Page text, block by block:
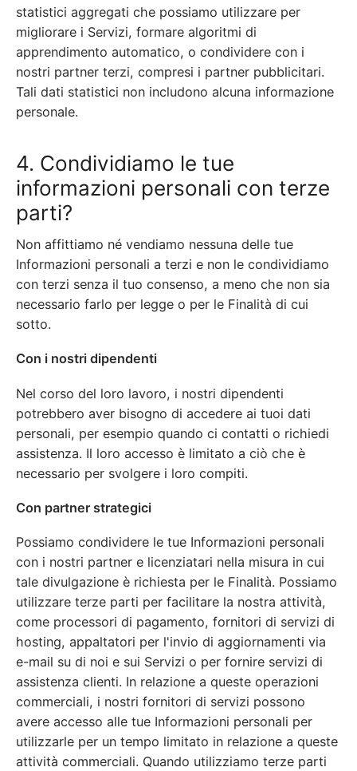
statistici aggregati che possiamo utilizzare per
migliorare i Servizi, formare algoritmi di
apprendimento automatico, o condividere con i
nostri partner terzi, compresi i partner pubblicitari.
Tali dati statistici non includono alcuna informazione
personale.
4. Condividiamo le tue
informazioni personali con terze
parti?
Non affittiamo né vendiamo nessuna delle tue
Informazioni personali a terzi e non le condividiamo
con terzi senza il tuo consenso, a meno che non sia
necessario farlo per legge o per le Finalità di cui
sotto.
Con i nostri dipendenti
Nel corso del loro lavoro, i nostri dipendenti
potrebbero aver bisogno di accedere ai tuoi dati
personali, per esempio quando ci contatti o richiedi
assistenza. Il loro accesso è limitato a ciò che è
necessario per svolgere i loro compiti.
Con partner strategici
Possiamo condividere le tue Informazioni personali
con i nostri partner e licenziatari nella misura in cui
tale divulgazione è richiesta per le Finalità. Possiamo
utilizzare terze parti per facilitare la nostra attività,
come processori di pagamento, fornitori di servizi di
hosting, appaltatori per l'invio di aggiornamenti via
e-mail su di noi e sui Servizi o per fornire servizi di
assistenza clienti. In relazione a queste operazioni
commerciali, i nostri fornitori di servizi possono
avere accesso alle tue Informazioni personali per
utilizzarle per un tempo limitato in relazione a queste
attività commerciali. Quando utilizziamo terze parti